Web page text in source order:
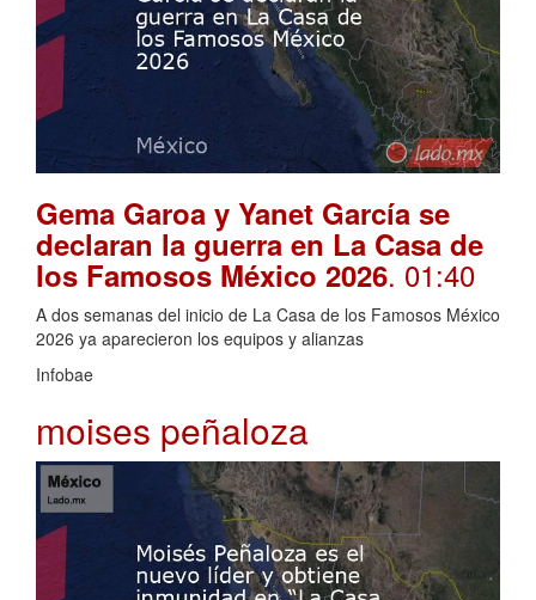
Gema Garoa y Yanet García se
declaran la guerra en La Casa de
los Famosos México 2026. 01:40
A dos semanas del inicio de La Casa de los Famosos México
2026 ya aparecieron los equipos y alianzas
Infobae
moises peñaloza